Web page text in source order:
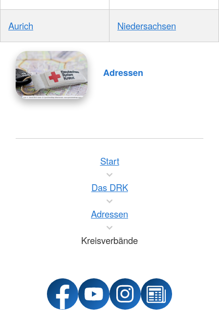
Aurich Niedersachsen
Adressen
Start
Das DRK
Adressen
Kreisverbände